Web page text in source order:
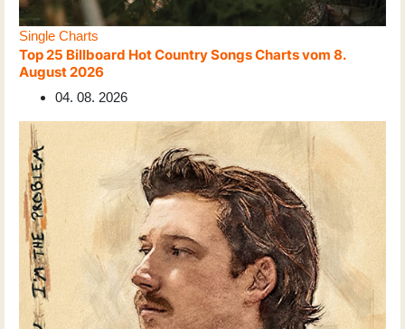
Single Charts
Top 25 Billboard Hot Country Songs Charts vom 8.
August 2026
04. 08. 2026